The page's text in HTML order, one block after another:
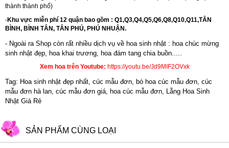
thành thành phố)
-Khu vực miễn phí 12 quận bao gồm : Q1,Q3,Q4,Q5,Q6,Q8,Q10,Q11,TÂN
BÌNH, BÌNH TÂN, TÂN PHÚ, PHÚ NHUẬN.
- Ngoài ra Shop còn rất nhiều dịch vụ về hoa sinh nhật : hoa chúc mừng
sinh nhật đẹp,
hoa khai trương hoa đám tang chia buồn.....
Xem hoa trên Youtube: https://youtu.be/Jd9MIF2OVxk
Tag: Hoa sinh nhật đẹp nhất, cúc mẫu đơn, bó hoa cúc mẫu đơn, cúc
mẫu đơn hà lan, cúc mẫu đơn giá, hoa cúc mẫu đơn, Lẵng Hoa Sinh
Nhật Giá Rẻ
SẢN PHẨM CÙNG LOẠI